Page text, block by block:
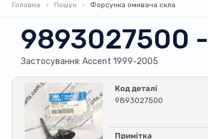
Головна Пошук Форсунка омивача скла
Застосування: Accent 1999-2005
Код деталі
9893027500
Примітка